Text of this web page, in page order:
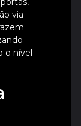
via
o nível